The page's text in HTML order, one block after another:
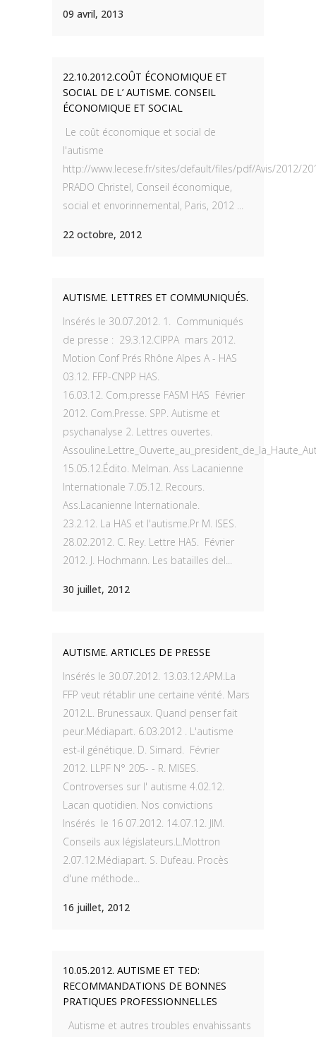
09 avril, 2013
22.10.2012.COÛT ÉCONOMIQUE ET
SOCIAL DE L’ AUTISME. CONSEIL
ÉCONOMIQUE ET SOCIAL
Le coût économique et social de
l'autisme
http://www.lecese.fr/sites/default/files/pdf/Avis/2012/
PRADO Christel, Conseil économique,
social et envorinnemental, Paris, 2012 ...
22 octobre, 2012
AUTISME. LETTRES ET COMMUNIQUÉS.
Insérés le 30.07.2012. 1. Communiqués
de presse : 29.3.12.CIPPA mars 2012.
Motion Conf Prés Rhône Alpes A - HAS
03.12. FFP-CNPP HAS.
16.03.12. Com.presse FASM HAS Février
2012. Com.Presse. SPP. Autisme et
psychanalyse 2. Lettres ouvertes.
15.05.12.Édito. Melman. Ass Lacanienne
Internationale 7.05.12. Recours.
Ass.Lacanienne Internationale.
23.2.12. La HAS et l'autisme.Pr M. ISES.
28.02.2012. C. Rey. Lettre HAS. Février
2012. J. Hochmann. Les batailles del...
30 juillet, 2012
AUTISME. ARTICLES DE PRESSE
Insérés le 30.07.2012. 13.03.12.APM.La
FFP veut rétablir une certaine vérité. Mars
2012.L. Brunessaux. Quand penser fait
peur.Médiapart. 6.03.2012 . L'autisme
est-il génétique. D. Simard. Février
2012. LLPF N° 205- - R. MISES.
Controverses sur l' autisme 4.02.12.
Lacan quotidien. Nos convictions
Insérés le 16 07.2012. 14.07.12. JIM.
Conseils aux législateurs.L.Mottron
2.07.12.Médiapart. S. Dufeau. Procès
d'une méthode...
16 juillet, 2012
10.05.2012. AUTISME ET TED:
RECOMMANDATIONS DE BONNES
PRATIQUES PROFESSIONNELLES
Autisme et autres troubles envahissants